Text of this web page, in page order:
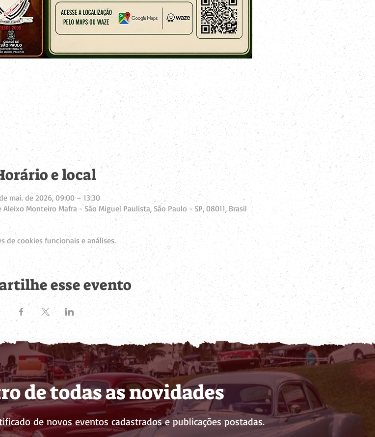
e local
mai. de 2026, 09:00 – 13:30
Monteiro Mafra - São Miguel Paulista, São Paulo - SP, 08011, Brasil
de cookies funcionais e análises.
esse evento
de novos eventos cadastrados e publicações postadas.
de todas as novidades